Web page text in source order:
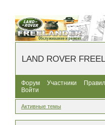
LAND ROVER
Форум Участники
Войти
Активные темы